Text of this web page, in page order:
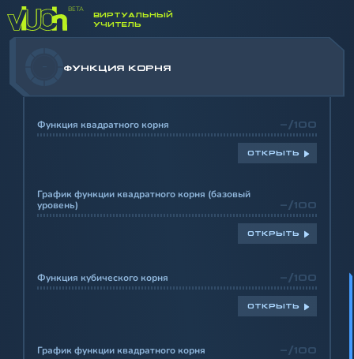
ВИРТУАЛЬНЫЙ
УЧИТЕЛЬ
ФУНКЦИЯ КОРНЯ
Функция квадратного корня -/100
ОТКРЫТЬ
График функции квадратного корня (базовый
уровень)
-/100
ОТКРЫТЬ
Функция кубического корня -/100
ОТКРЫТЬ
График функции квадратного корня -/100